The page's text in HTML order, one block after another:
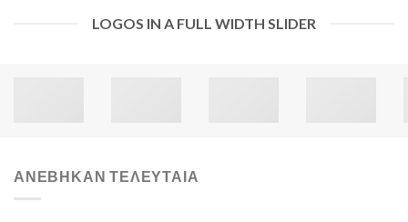
LOGOS IN A FULL WIDTH SLIDER
ΑΝΈΒΗΚΑΝ ΤΕΛΕΥΤΑΊΑ